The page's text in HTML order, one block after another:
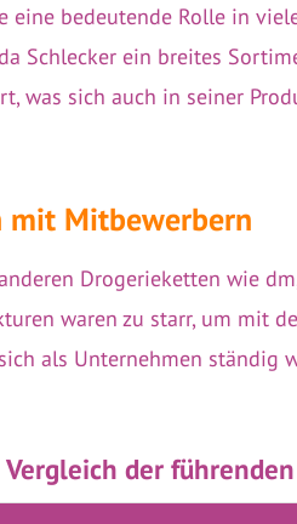
eine bedeutende Rolle in
Schlecker ein breites
was sich auch in seiner
mit Mitbewerbern
Drogerieketten wie
waren zu starr, um mit
als Unternehmen ständig
Vergleich der